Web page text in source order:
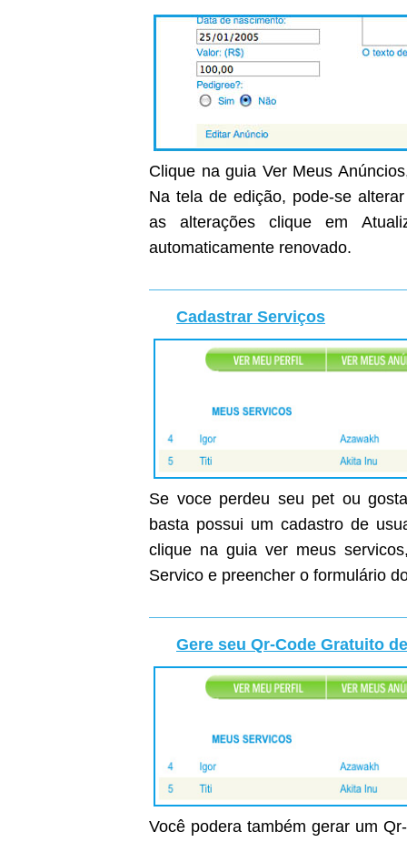
Clique na guia Ver Meus
Na tela de edição, pode-se
as alterações clique em
automaticamente renovado.
Cadastrar Serviços
Se voce perdeu seu pet ou
basta possui um cadastro de
clique na guia ver meus
Servico e preencher o formulário
Gere seu Qr-Code Gratuito
Você podera também gerar um